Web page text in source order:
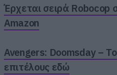
του In Your Absence
Gazarte, σε μια βραδιά
σχεδιάστηκε: από την
Έρχεται σειρά Robocop
Amazon
Avengers: Doomsday –
επιτέλους εδώ